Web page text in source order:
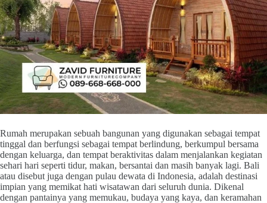
Rumah merupakan sebuah bangunan yang digunakan sebagai tempat
tinggal dan berfungsi sebagai tempat berlindung, berkumpul bersama
dengan keluarga, dan tempat beraktivitas dalam menjalankan kegiatan
sehari hari seperti tidur, makan, bersantai dan masih banyak lagi. Bali
atau disebut juga dengan pulau dewata di Indonesia, adalah destinasi
impian yang memikat hati wisatawan dari seluruh dunia. Dikenal
dengan pantainya yang memukau, budaya yang kaya, dan keramahan